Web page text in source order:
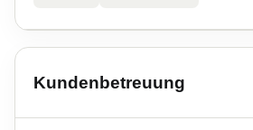
Kundenbetreuung